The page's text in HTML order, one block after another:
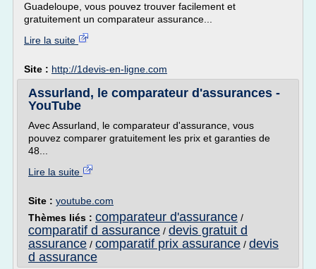
Guadeloupe, vous pouvez trouver facilement et
gratuitement un comparateur assurance...
Lire la suite
Site : http://1devis-en-ligne.com
Assurland, le comparateur d'assurances -
YouTube
Avec Assurland, le comparateur d'assurance, vous
pouvez comparer gratuitement les prix et garanties de
48...
Lire la suite
Site : youtube.com
Thèmes liés : comparateur d'assurance /
comparatif d assurance / devis gratuit d
assurance / comparatif prix assurance / devis
d assurance